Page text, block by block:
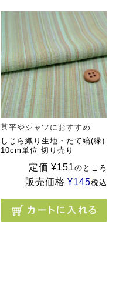
甚平やシャツにおすすめ
しじら織り生地・たて縞(緑)
10cm単位 切り売り
定価 ¥151のところ
販売価格 ¥145税込